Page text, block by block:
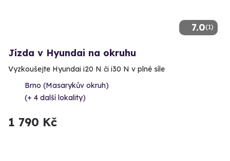
7.0(1)
Jízda v Hyundai na okruhu
Vyzkoušejte Hyundai i20 N či i30 N v plné síle
Brno (Masarykův okruh)
(+ 4 další lokality)
1 790 Kč